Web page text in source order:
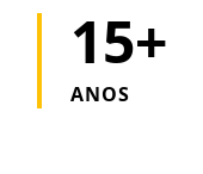
15+
ANOS